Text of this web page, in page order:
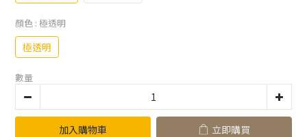
顏色 : 極透明
極透明
數量
加入購物車 立即購買